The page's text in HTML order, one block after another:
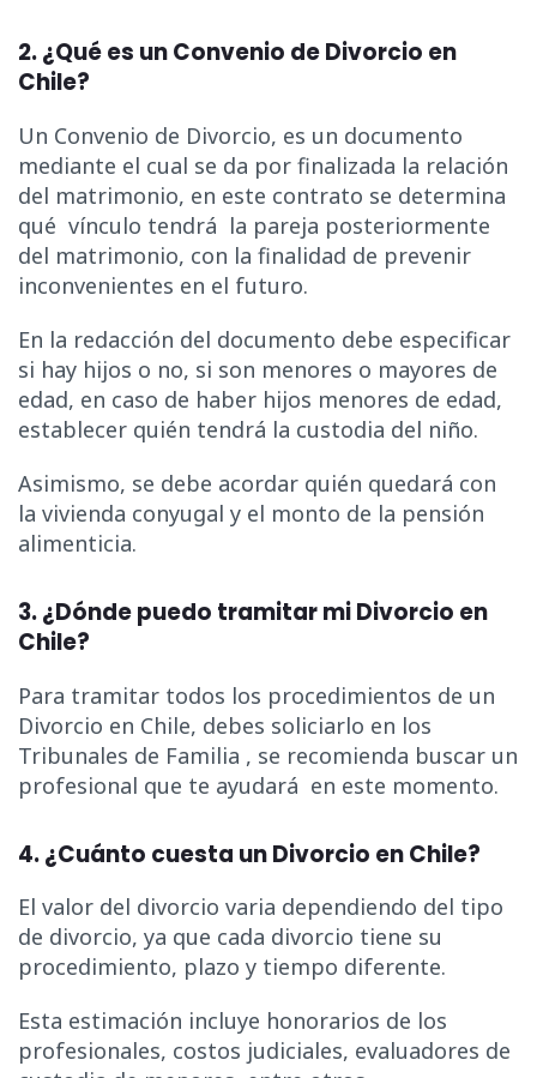
2. ¿Qué es un Convenio de Divorcio en
Chile?
Un Convenio de Divorcio, es un documento
mediante el cual se da por finalizada la relación
del matrimonio, en este contrato se determina
qué vínculo tendrá la pareja posteriormente
del matrimonio, con la finalidad de prevenir
inconvenientes en el futuro.
En la redacción del documento debe especificar
si hay hijos o no, si son menores o mayores de
edad, en caso de haber hijos menores de edad,
establecer quién tendrá la custodia del niño.
Asimismo, se debe acordar quién quedará con
la vivienda conyugal y el monto de la pensión
alimenticia.
3. ¿Dónde puedo tramitar mi Divorcio en
Chile?
Para tramitar todos los procedimientos de un
Divorcio en Chile, debes soliciarlo en los
Tribunales de Familia , se recomienda buscar un
profesional que te ayudará en este momento.
4. ¿Cuánto cuesta un Divorcio en Chile?
El valor del divorcio varia dependiendo del tipo
de divorcio, ya que cada divorcio tiene su
procedimiento, plazo y tiempo diferente.
Esta estimación incluye honorarios de los
profesionales, costos judiciales, evaluadores de